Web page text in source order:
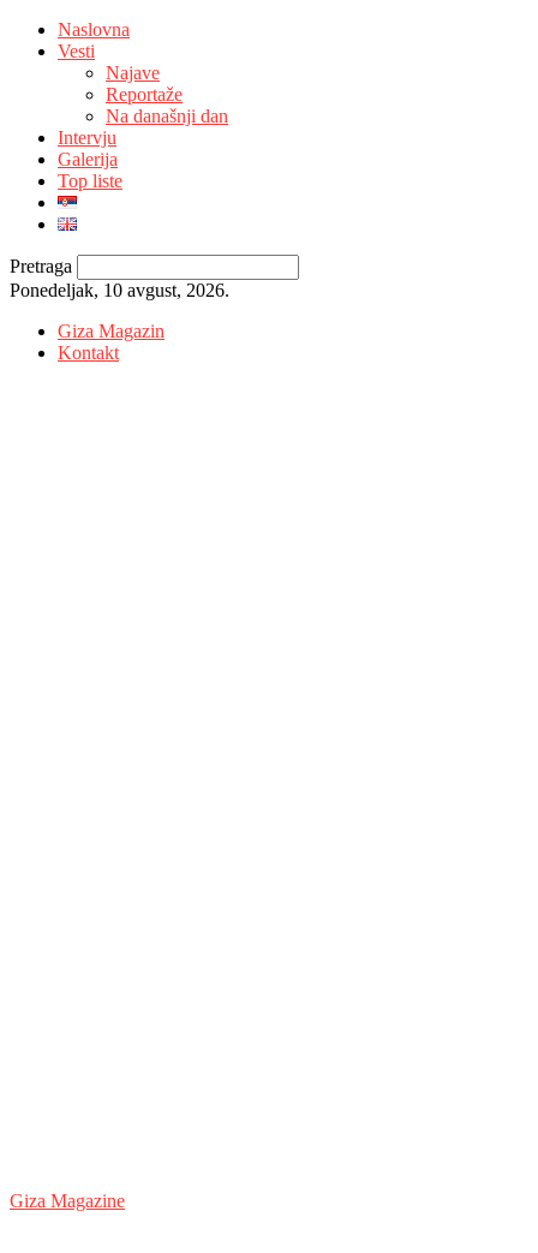
Naslovna
Vesti
Najave
Reportaže
Na današnji dan
Intervju
Galerija
Top liste
Pretraga
Ponedeljak, 10 avgust, 2026.
Giza Magazin
Kontakt
Giza Magazine